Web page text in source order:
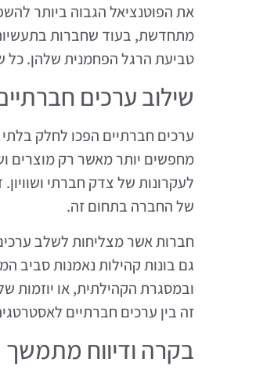
את הפוטנציאל הגבוה ביותר
מתחדשת, בעוד שחברות
טביעת הרגל הפחמנית שלהן. כל
שילוב ערכים
ערכים חברתיים הפכו לחלק
מחפשים יותר מאשר רק מוצרים
של החברה בתחום זה.
חברות אשר מצליחות לשלב
גם בונות קהילות נאמנות סביב
ובמסגרת הקהילתית, או יוזמות
זה בין ערכים חברתיים
בקרה ודיווח מתמשך